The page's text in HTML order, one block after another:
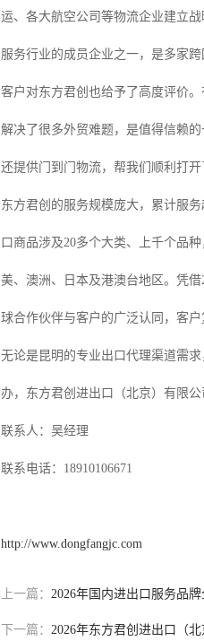
运、各大航空公司等物流企业建立
服务行业的成员企业之一，是多家
客户对东方君创也给予了高度评价
解决了很多外贸难题，是值得信赖
还提供门到门物流，帮我们顺利打
东方君创的服务规模庞大，累计服
口商品涉及20多个大类、上千个品
美、澳洲、日本及港澳台地区。凭
球合作伙伴与客户的广泛认同，客
无论是昆明的专业出口代理渠道需
办，东方君创进出口（北京）有限
联系人：吴经理
联系电话：18910106671
http://www.dongfangjc.com
上一篇： 2026年国内进出口服务品
下一篇： 2026年东方君创进出口（